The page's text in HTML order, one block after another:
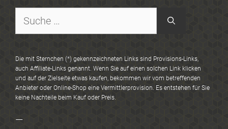
Suche
nach:
Die mit Sternchen (*) gekennzeichneten Links sind Provisions-Links,
auch Affiliate-Links genannt. Wenn Sie auf einen solchen Link klicken
und auf der Zielseite etwas kaufen, bekommen wir vom betreffenden
Anbieter oder Online-Shop eine Vermittlerprovision. Es entstehen für Sie
keine Nachteile beim Kauf oder Preis.
—